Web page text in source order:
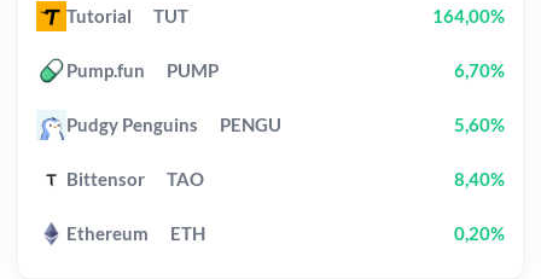
Tutorial TUT 164,00%
Pump.fun PUMP 6,70%
Pudgy Penguins PENGU 5,60%
Bittensor TAO 8,40%
Ethereum ETH 0,20%